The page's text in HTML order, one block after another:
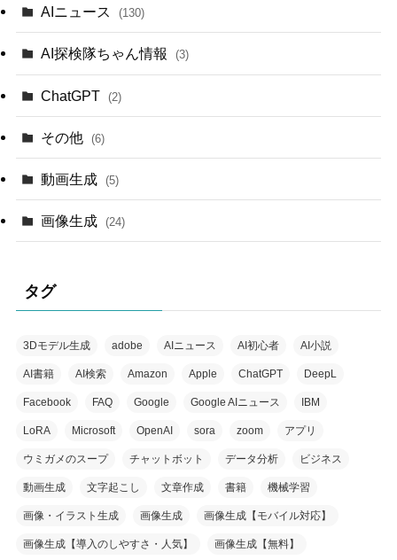
AIニュース (130)
AI探検隊ちゃん情報 (3)
ChatGPT (2)
その他 (6)
動画生成 (5)
画像生成 (24)
タグ
3Dモデル生成 adobe AIニュース AI初心者 AI小説
AI書籍 AI検索 Amazon Apple ChatGPT DeepL
Facebook FAQ Google Google AIニュース IBM
LoRA Microsoft OpenAI sora zoom アプリ
ウミガメのスープ チャットボット データ分析 ビジネス
動画生成 文字起こし 文章作成 書籍 機械学習
画像・イラスト生成 画像生成 画像生成【モバイル対応】
画像生成【導入のしやすさ・人気】 画像生成【無料】